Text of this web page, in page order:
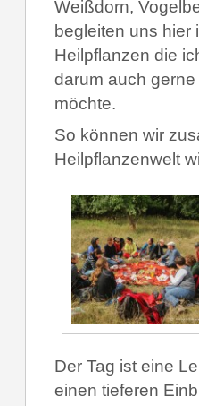
Weißdorn,
begleiten uns hier
Heilpflanzen die
darum auch
möchte.
So können wir
Heilpflanzenwelt
Der Tag ist eine Le
einen tieferen